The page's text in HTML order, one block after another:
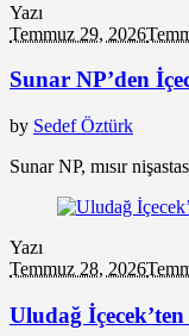
Yazı
Temmuz 29, 2026
Sunar NP’den
by Sedef Öztürk
Sunar NP, mısır
Yazı
Temmuz 28, 2026
Uludağ